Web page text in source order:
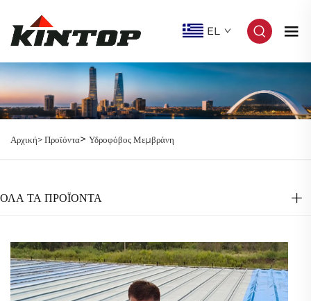
EL
Αρχική>Προϊόντα> Υδροφόβος Μεμβράνη
ΌΛΑ ΤΑ ΠΡΟΪΟΝΤΑ